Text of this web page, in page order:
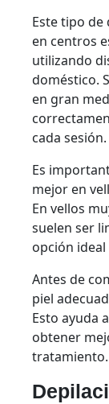
Este tipo
en centros
utilizando
doméstico.
en gran
cada sesión.
Es
mejor en
En vellos
suelen ser
opción
Antes de
piel
Esto ayuda
obtener
tratamiento.